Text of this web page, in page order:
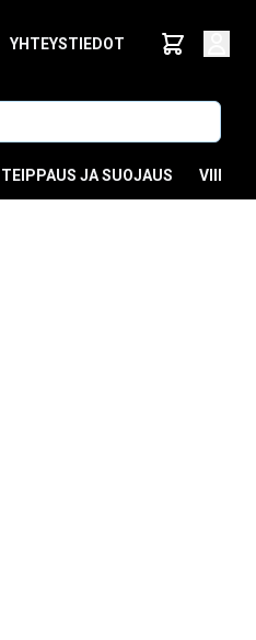
YHTEYSTIEDOT
TEIPPAUS JA SUOJAUS